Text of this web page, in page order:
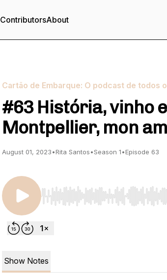
ContributorsAbout
Cartão de Embarque: O podcast de todos
#63 História, vinho
Montpellier, mon
August 01, 2023•Rita Santos•Season 1•Episode 63
Use Left/Right to seek, Home/End
Show Notes